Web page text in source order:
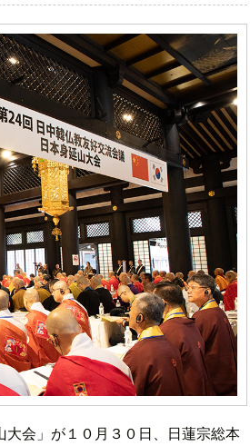
大会」が１０月３０日、日蓮宗総本